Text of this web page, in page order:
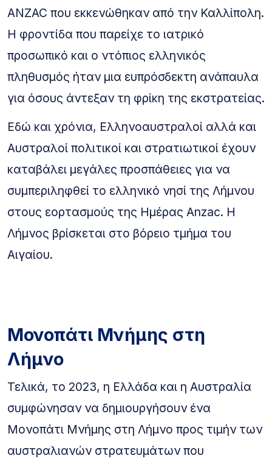
ANZAC που εκκενώθηκαν από την Καλλίπολη.
Η φροντίδα που παρείχε το ιατρικό
προσωπικό και ο ντόπιος ελληνικός
πληθυσμός ήταν μια ευπρόσδεκτη ανάπαυλα
για όσους άντεξαν τη φρίκη της εκστρατείας.
Εδώ και χρόνια, Ελληνοαυστραλοί αλλά και
Αυστραλοί πολιτικοί και στρατιωτικοί έχουν
καταβάλει μεγάλες προσπάθειες για να
συμπεριληφθεί το ελληνικό νησί της Λήμνου
στους εορτασμούς της Ημέρας Anzac. Η
Λήμνος βρίσκεται στο βόρειο τμήμα του
Αιγαίου.
Μονοπάτι Μνήμης στη
Λήμνο
Τελικά, το 2023, η Ελλάδα και η Αυστραλία
συμφώνησαν να δημιουργήσουν ένα
Μονοπάτι Μνήμης στη Λήμνο προς τιμήν των
αυστραλιανών στρατευμάτων που